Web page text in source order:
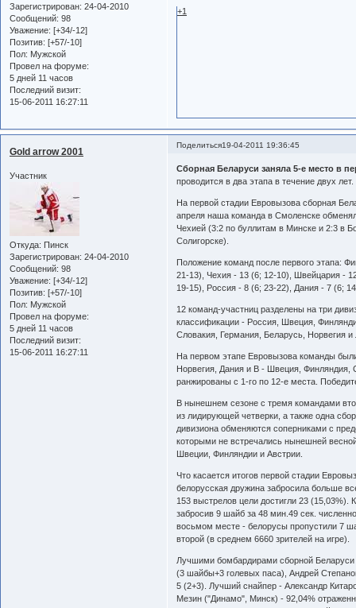
Зарегистрирован: 24-04-2010
Сообщений: 98
Уважение: [+34/-12]
Позитив: [+57/-10]
Пол: Мужской
Провел на форуме:
5 дней 11 часов
Последний визит:
15-06-2011 16:27:11
+1
Поделиться19-04-2011 19:36:45
Gold arrow 2001
Участник
Откуда: Пинск
Зарегистрирован: 24-04-2010
Сообщений: 98
Уважение: [+34/-12]
Позитив: [+57/-10]
Пол: Мужской
Провел на форуме:
5 дней 11 часов
Последний визит:
15-06-2011 16:27:11
Сборная Беларуси заняла 5-е место в
проводится в два этапа в течение двух лет.
На первой стадии Евровызова сборная
апреля наша команда в Смоленске
Чехией (3:2 по буллитам в Минске и 2:3 в
Солигорске).
Положение команд после первого этапа:
21-13), Чехия - 13 (6; 12-10), Швейцария -
19-15), Россия - 8 (6; 23-22), Дания - 7 (6;
12 команд-участниц разделены на три
классификации - Россия, Швеция,
Словакия, Германия, Беларусь, Норвегия
На первом этапе Евровызова команды
Норвегия, Дания и В - Швеция, Финляндия,
ранжированы с 1-го по 12-е места.
В нынешнем сезоне с тремя командами
из лидирующей четверки, а также одна
дивизиона обменяются соперниками с
которыми не встречались нынешней
Швеции, Финляндии и Австрии.
Что касается итогов первой стадии
белорусская дружина забросила больше
153 выстрелов цели достигли 23 (15,03%).
забросив 9 шайб за 48 мин.49 сек.
восьмом месте - белорусы пропустили 7
второй (в среднем 6660 зрителей на игре).
Лучшими бомбардирами сборной
(3 шайбы+3 голевых паса), Андрей
5 (2+3). Лучший снайпер - Александр
Мезин ("Динамо", Минск) - 92,04%